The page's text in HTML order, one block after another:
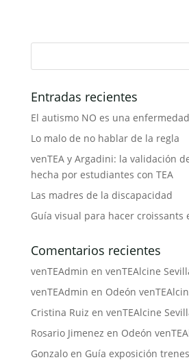
Entradas recientes
El autismo NO es una
Lo malo de no hablar de la regla
venTEA y Argadini: la validación
hecha por estudiantes con TEA
Las madres de la discapacidad
Guía visual para hacer croissants
Comentarios recientes
venTEAdmin en venTEAlcine
venTEAdmin en Odeón
Cristina Ruiz en venTEAlcine
Rosario Jimenez en Odeón
Gonzaloen Guía exposición